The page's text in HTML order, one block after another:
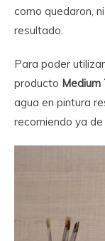
como quedaron,
resultado.
Para poder
producto Medium
agua en pintura
recomiendo ya de